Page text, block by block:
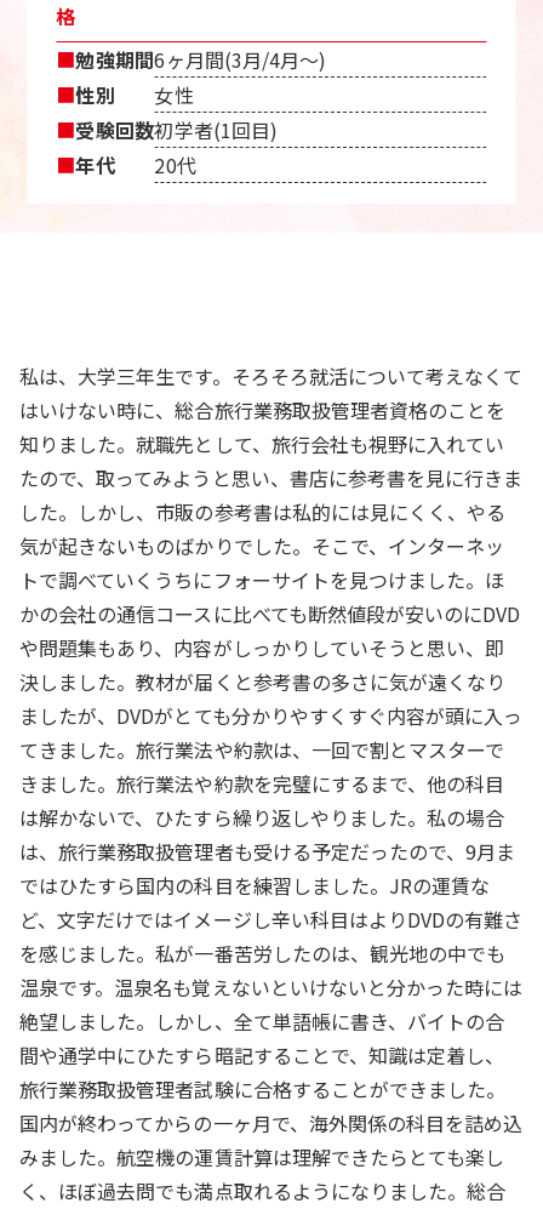
格
■勉強期間6ヶ月間(3月/4月〜)
■性別
女性
■受験回数初学者(1回目)
■年代 20代
私は、大学三年生です。そろそろ就活について考えなくて
はいけない時に、総合旅行業務取扱管理者資格のことを
知りました。就職先として、旅行会社も視野に入れてい
たので、取ってみようと思い、書店に参考書を見に行きま
した。しかし、市販の参考書は私的には見にくく、やる
気が起きないものばかりでした。そこで、インターネッ
トで調べていくうちにフォーサイトを見つけました。ほ
かの会社の通信コースに比べても断然値段が安いのにDVD
や問題集もあり、内容がしっかりしていそうと思い、即
決しました。教材が届くと参考書の多さに気が遠くなり
ましたが、DVDがとても分かりやすくすぐ内容が頭に入っ
てきました。旅行業法や約款は、一回で割とマスターで
きました。旅行業法や約款を完璧にするまで、他の科目
は解かないで、ひたすら繰り返しやりました。私の場合
は、旅行業務取扱管理者も受ける予定だったので、9月ま
ではひたすら国内の科目を練習しました。JRの運賃な
ど、文字だけではイメージし辛い科目はよりDVDの有難さ
を感じました。私が一番苦労したのは、観光地の中でも
温泉です。温泉名も覚えないといけないと分かった時には
絶望しました。しかし、全て単語帳に書き、バイトの合
間や通学中にひたすら暗記することで、知識は定着し、
旅行業務取扱管理者試験に合格することができました。
国内が終わってからの一ヶ月で、海外関係の科目を詰め込
みました。航空機の運賃計算は理解できたらとても楽し
く、ほぼ過去問でも満点取れるようになりました。総合